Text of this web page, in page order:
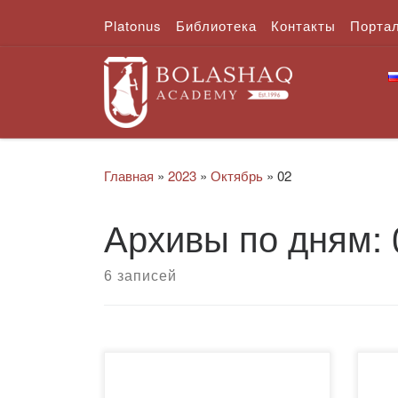
Перейти к содержимому
Platonus Библиотека Контакты
Главная » 2023 » Октябрь » 02
Архивы по дням:
6 записей